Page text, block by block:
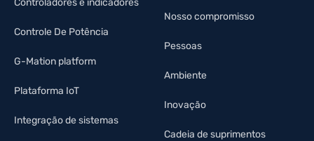
Controle De Potência
G-Mation platform
Plataforma IoT
Integração de sistemas
Nosso compromisso
Pessoas
Ambiente
Inovação
Cadeia de suprimentos